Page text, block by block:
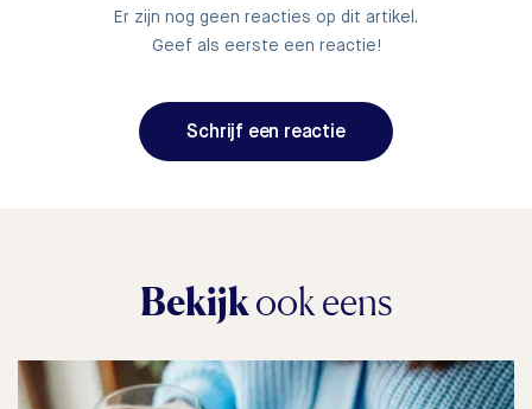
Er zijn nog geen reacties op dit artikel.
Geef als eerste een reactie!
Schrijf een reactie
Bekijkook eens